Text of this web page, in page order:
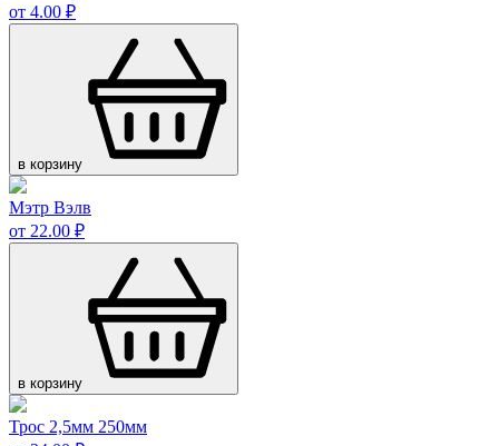
от 4.00 ₽
в корзину
Мэтр Вэлв
от 22.00 ₽
в корзину
Трос 2,5мм 250мм